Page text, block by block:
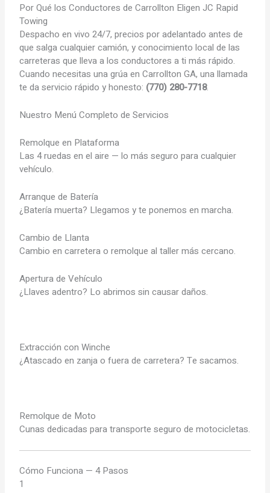
Por Qué los Conductores de Carrollton Eligen JC Rapid
Towing
Despacho en vivo 24/7, precios por adelantado antes de
que salga cualquier camión, y conocimiento local de las
carreteras que lleva a los conductores a ti más rápido.
Cuando necesitas una grúa en Carrollton GA, una llamada
te da servicio rápido y honesto: (770) 280-7718.
Nuestro Menú Completo de Servicios
Remolque en Plataforma
Las 4 ruedas en el aire — lo más seguro para cualquier
vehículo.
Arranque de Batería
¿Batería muerta? Llegamos y te ponemos en marcha.
Cambio de Llanta
Cambio en carretera o remolque al taller más cercano.
Apertura de Vehículo
¿Llaves adentro? Lo abrimos sin causar daños.
Extracción con Winche
¿Atascado en zanja o fuera de carretera? Te sacamos.
Remolque de Moto
Cunas dedicadas para transporte seguro de motocicletas.
Cómo Funciona — 4 Pasos
1